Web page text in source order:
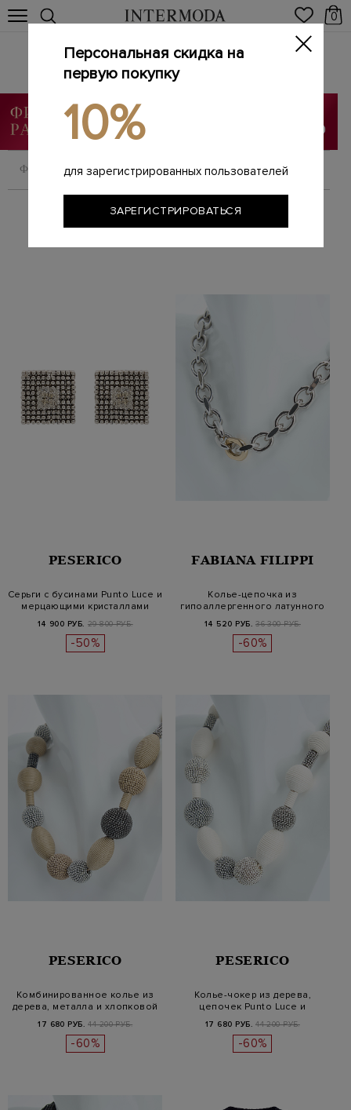
0
ФИНАЛЬНЫЙ SALE
Главная / Женщинам / SALE
ФИЛЬТРОВАТЬ СОРТИРОВАТЬ
PESERICO
Серьги с бусинами Punto Luce и
мерцающими кристаллами
14 900 РУБ. 29 800 РУБ.
-50%
FABIANA FILIPPI
Колье-цепочка из
гипоаллергенного латунного
сплава
14 520 РУБ. 36 300 РУБ.
-60%
PESERICO
Комбинированное колье из
дерева, металла и хлопковой
п…
17 680 РУБ. 44 200 РУБ.
-60%
PESERICO
Колье-чокер из дерева,
цепочек Punto Luce и
хлопковой…
17 680 РУБ. 44 200 РУБ.
-60%
Персональная скидка на
первую покупку
10%
для зарегистрированных пользователей
ЗАРЕГИСТРИРОВАТЬСЯ